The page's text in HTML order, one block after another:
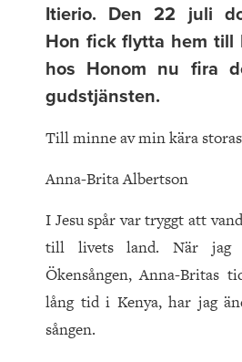
Itierio. Den 22 juli
Hon fick flytta hem till
hos Honom nu fira
gudstjänsten.
Till minne av min kära
Anna-Brita Albertson
I Jesu spår var tryggt att
till livets land. När
Ökensången, Anna-Britas
lång tid i Kenya, har jag
sången.